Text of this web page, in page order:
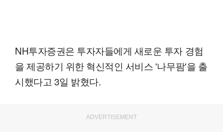
NH투자증권은 투자자들에게 새로운 투자 경험
을 제공하기 위한 혁신적인 서비스 '나무팜'을 출
시했다고 3일 밝혔다.
ADVERTISEMENT